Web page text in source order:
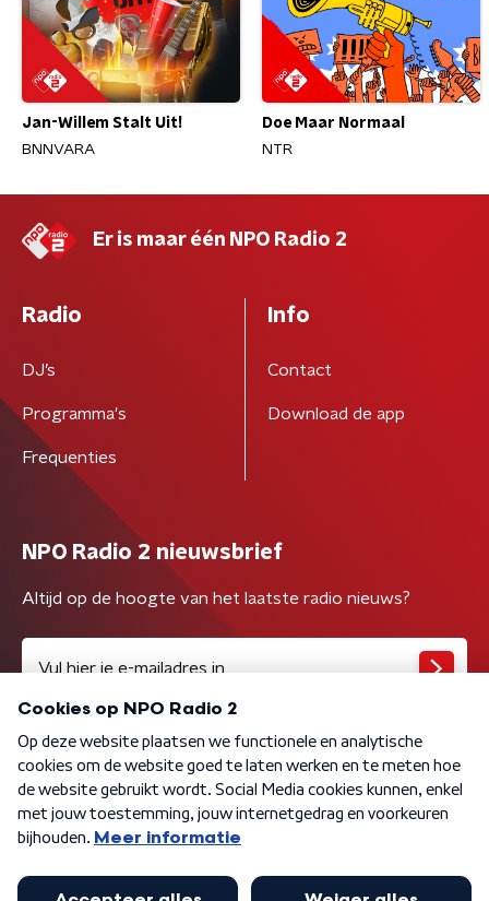
Jan-Willem Stalt Uit!
BNNVARA
Doe Maar Normaal
NTR
Er is maar één NPO Radio 2
Radio
DJ’s
Programma's
Frequenties
Info
Contact
Download de app
NPO Radio 2 nieuwsbrief
Altijd op de hoogte van het laatste radio nieuws?
Algemene voorwaarden